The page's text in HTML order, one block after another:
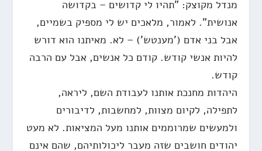
מנדל מקוצק: "תהיו לי קדושים – בקדושה
אנושית". לאמור, מלאכים יש לי מספיק בשמיים,
אבל בני אדם ('מענטש') – לא. מאיתנו הוא דורש
להיות אנשי קודש. קודם כל אנשים, אבל עם הרבה
קודש.
היהדות מחנכת אותנו לעבודת השם, ליראה,
לתפילה, לקיום מצוות, למחשבות, לדיבורים
ולמעשים שמרוממים אותנו מעל המציאות. לא מעט
יהודים חושבים שזה מעבר ליכולותיהם, שהם אינם